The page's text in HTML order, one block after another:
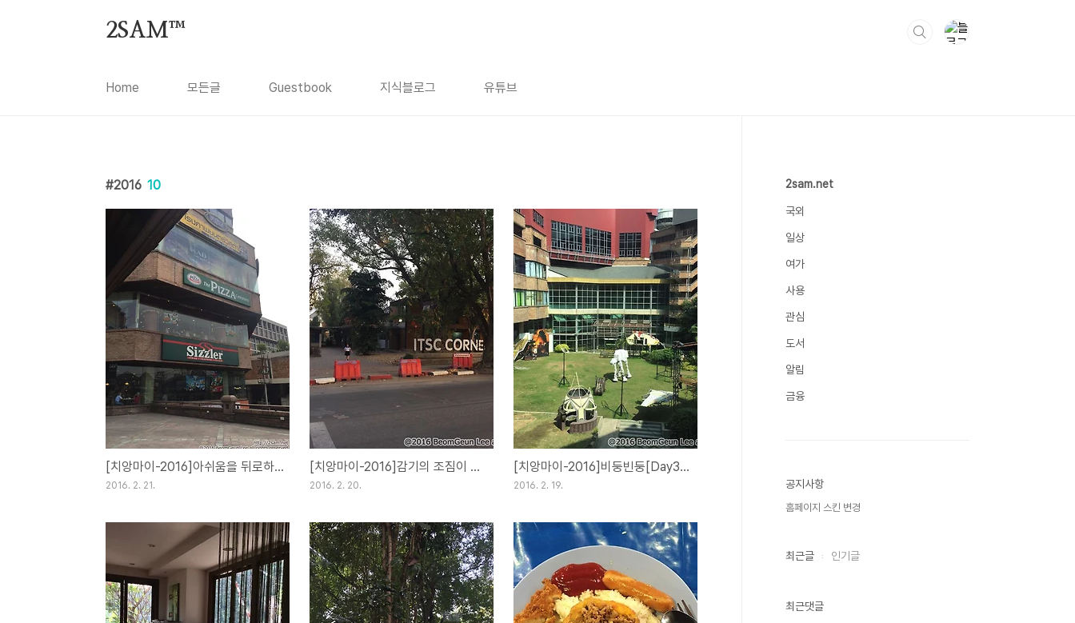
2SAM™
Home 모든글 Guestbook 지식블로그 유튜브
2016 10
[치앙마이-2016]아쉬움을 뒤로하고[Day33](21FEB16)
2016. 2. 21.
[치앙마이-2016]감기의 조짐이 보입니다.[Day32](20FEB16)
2016. 2. 20.
[치앙마이-2016]비둥빈둥[Day31](19FEB16)
2016. 2. 19.
2sam.net
국외
일상
여가
사용
관심
도서
알림
금융
공지사항
홈페이지 스킨 변경
최근글 인기글
최근댓글